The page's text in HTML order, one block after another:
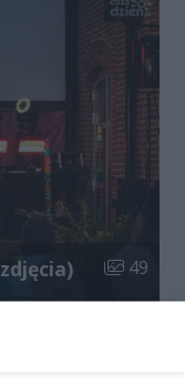
Liczba
49